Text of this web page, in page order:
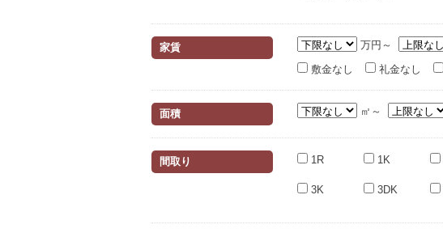
家賃 万円～
敷金なし
礼金なし
面積 ㎡～
間取り 1R 1K
3K 3DK